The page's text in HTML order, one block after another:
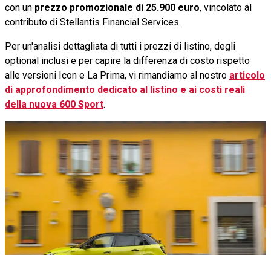
con un prezzo promozionale di 25.900 euro, vincolato al
contributo di Stellantis Financial Services.
Per un'analisi dettagliata di tutti i prezzi di listino, degli
optional inclusi e per capire la differenza di costo rispetto
alle versioni Icon e La Prima, vi rimandiamo al nostro articolo
di approfondimento dedicato al listino e ai costi reali
della nuova 600 Sport.